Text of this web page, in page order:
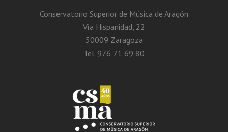
Conservatorio Superior de Música de Aragón
Vía Hispanidad, 22
50009 Zaragoza
Tel. 976 71 69 80